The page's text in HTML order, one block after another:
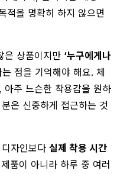
적을 명확히 하지 않으면
은 상품이지만 ‘누구에게나
는 점을 기억해야 해요. 체
주 느슨한 착용감을 원하
은 신중하게 접근하는 것
자인보다 실제 착용 시간
품이 아니라 하루 중 여러